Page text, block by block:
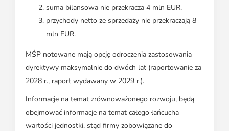
suma bilansowa nie przekracza 4 mln EUR,
przychody netto ze sprzedaży nie przekraczają 8
mln EUR.
MŚP notowane mają opcję odroczenia zastosowania
dyrektywy maksymalnie do dwóch lat (raportowanie za
2028 r., raport wydawany w 2029 r.).
Informacje na temat zrównoważonego rozwoju, będą
obejmować informacje na temat całego łańcucha
wartości jednostki, stąd firmy zobowiązane do